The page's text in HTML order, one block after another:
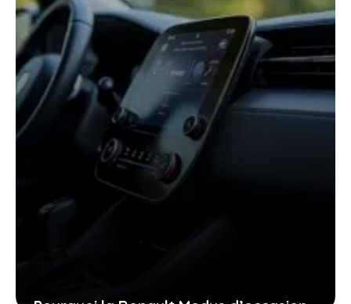
27 janvier 2026